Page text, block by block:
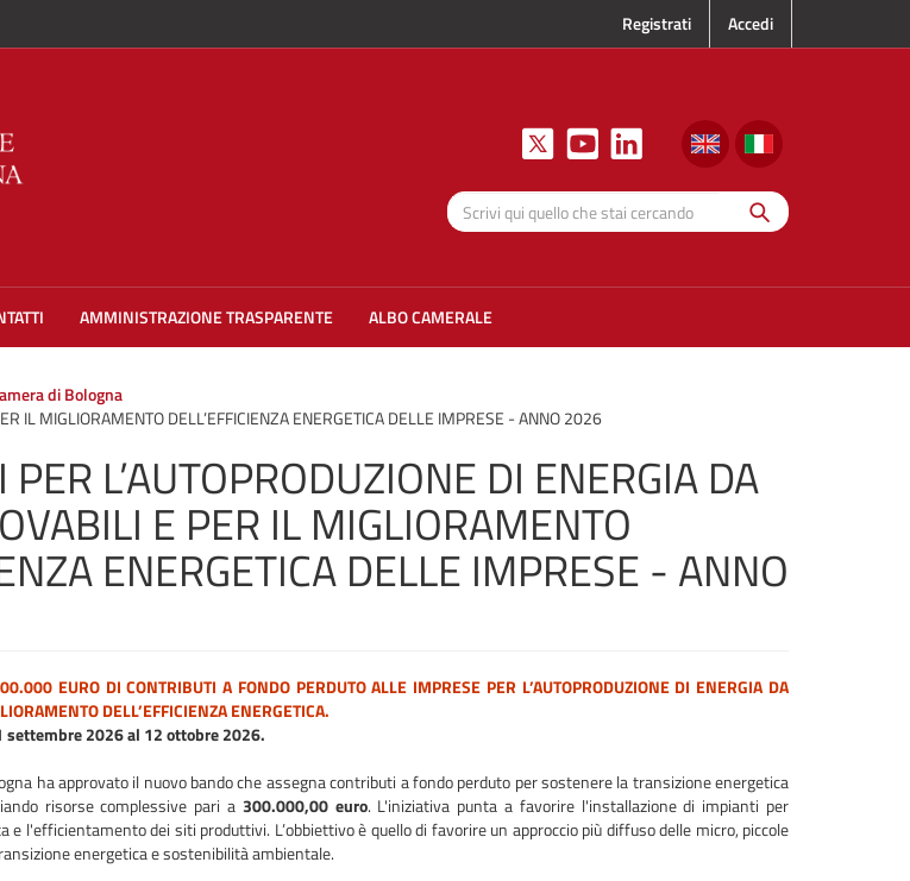
Registrati Accedi
stai
Cerca
AMMINISTRAZIONE TRASPARENTE ALBO CAMERALE
di Bologna
IL MIGLIORAMENTO DELL’EFFICIENZA ENERGETICA DELLE IMPRESE - ANNO 2026
L’AUTOPRODUZIONE DI ENERGIA DA
E PER IL MIGLIORAMENTO
ENERGETICA DELLE IMPRESE - ANNO
EURO DI CONTRIBUTI A FONDO PERDUTO ALLE IMPRESE PER L’AUTOPRODUZIONE DI ENERGIA DA
DELL’EFFICIENZA ENERGETICA.
settembre2026 al 12 ottobre 2026.
ha approvato il nuovo bando che assegna contributi a fondo perduto per sostenere la transizione energetica
risorse complessive pari a 300.000,00 euro. L'iniziativa punta a favorire l'installazione di impianti per
e l'efficientamento dei siti produttivi. L’obbiettivo è quello di favorire un approccio più diffuso delle micro, piccole
energetica e sostenibilità ambientale.